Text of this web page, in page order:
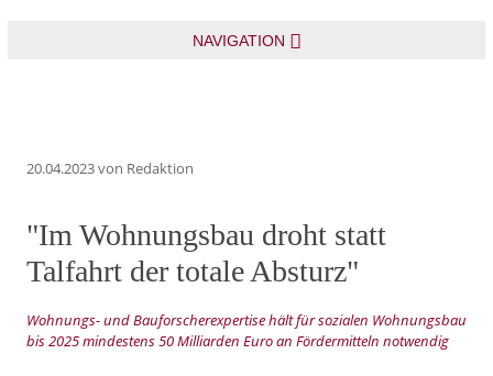
NAVIGATION
20.04.2023von Redaktion
"Im Wohnungsbau droht statt
Talfahrt der totale Absturz"
Wohnungs- und Bauforscherexpertise hält für sozialen Wohnungsbau
bis 2025 mindestens 50 Milliarden Euro an Fördermitteln notwendig